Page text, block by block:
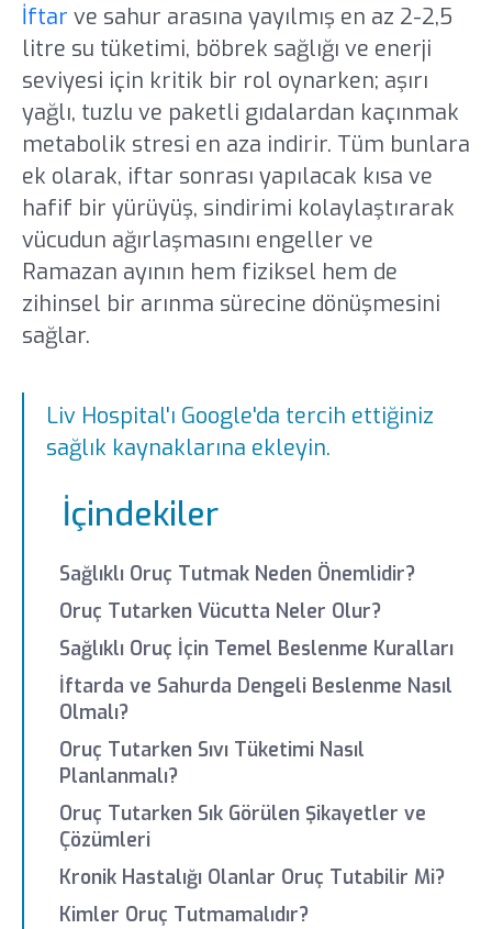
İftar ve sahur arasına yayılmış en az 2-2,5
litre su tüketimi, böbrek sağlığı ve enerji
seviyesi için kritik bir rol oynarken; aşırı
yağlı, tuzlu ve paketli gıdalardan kaçınmak
metabolik stresi en aza indirir. Tüm bunlara
ek olarak, iftar sonrası yapılacak kısa ve
hafif bir yürüyüş, sindirimi kolaylaştırarak
vücudun ağırlaşmasını engeller ve
Ramazan ayının hem fiziksel hem de
zihinsel bir arınma sürecine dönüşmesini
sağlar.
Liv Hospital'ı Google'da tercih ettiğiniz
sağlık kaynaklarına ekleyin.
İçindekiler
Sağlıklı Oruç Tutmak Neden Önemlidir?
Oruç Tutarken Vücutta Neler Olur?
Sağlıklı Oruç İçin Temel Beslenme Kuralları
İftarda ve Sahurda Dengeli Beslenme Nasıl
Olmalı?
Oruç Tutarken Sıvı Tüketimi Nasıl
Planlanmalı?
Oruç Tutarken Sık Görülen Şikayetler ve
Çözümleri
Kronik Hastalığı Olanlar Oruç Tutabilir Mi?
Kimler Oruç Tutmamalıdır?